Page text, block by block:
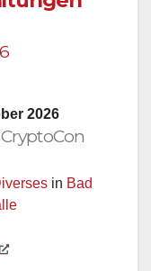
2026
in Bad